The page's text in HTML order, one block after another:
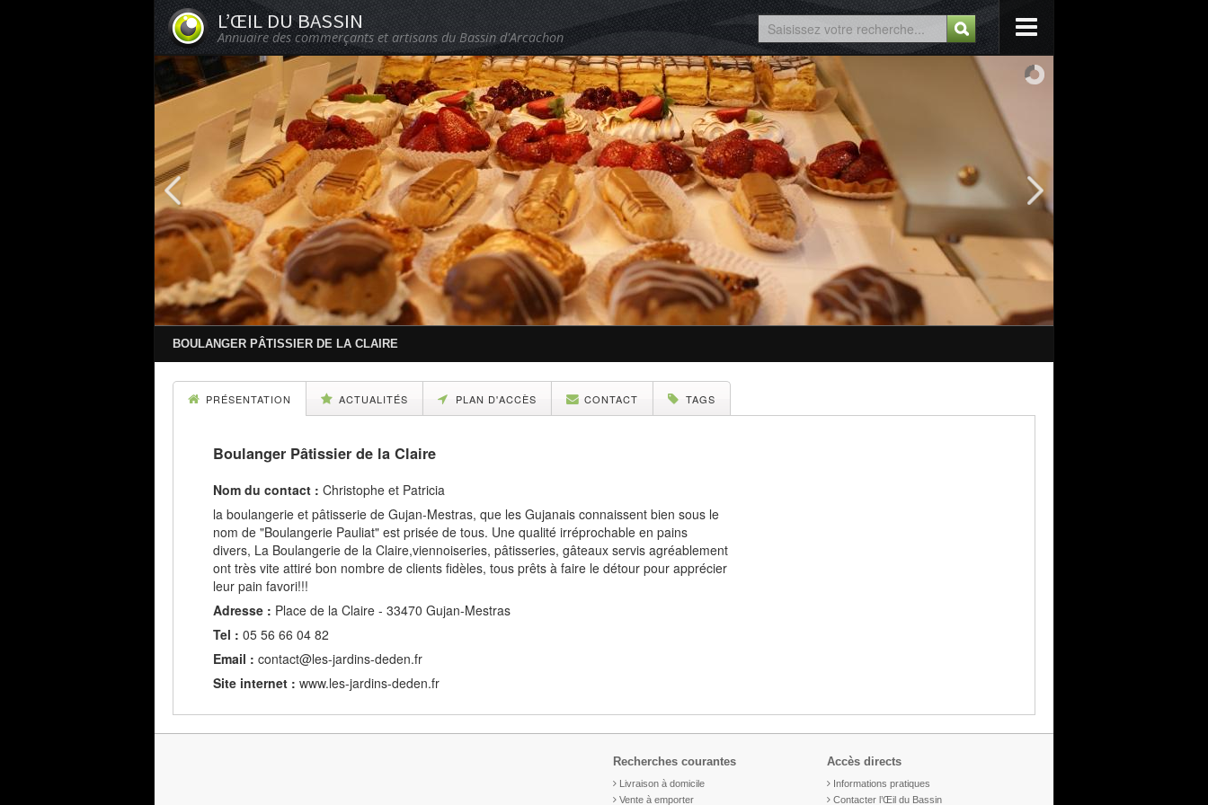
L’ŒIL DU BASSIN
Annuaire des commerçants et artisans du Bassin d'Arcachon
BOULANGER PÂTISSIER DE LA CLAIRE
PRÉSENTATION ACTUALITÉS PLAN D'ACCÈS CONTACT TAGS
Boulanger Pâtissier de la Claire
Nom du contact : Christophe et Patricia
la boulangerie et pâtisserie de Gujan-Mestras, que les Gujanais connaissent bien sous le
nom de "Boulangerie Pauliat" est prisée de tous. Une qualité irréprochable en pains
divers, La Boulangerie de la Claire,viennoiseries, pâtisseries, gâteaux servis agréablement
ont très vite attiré bon nombre de clients fidèles, tous prêts à faire le détour pour apprécier
leur pain favori!!!
Adresse : Place de la Claire - 33470 Gujan-Mestras
Tel : 05 56 66 04 82
Email : contact@les-jardins-deden.fr
Site internet : www.les-jardins-deden.fr
Recherches courantes
Livraison à domicile
Vente à emporter
Accès directs
Informations pratiques
Contacter l’Œil du Bassin